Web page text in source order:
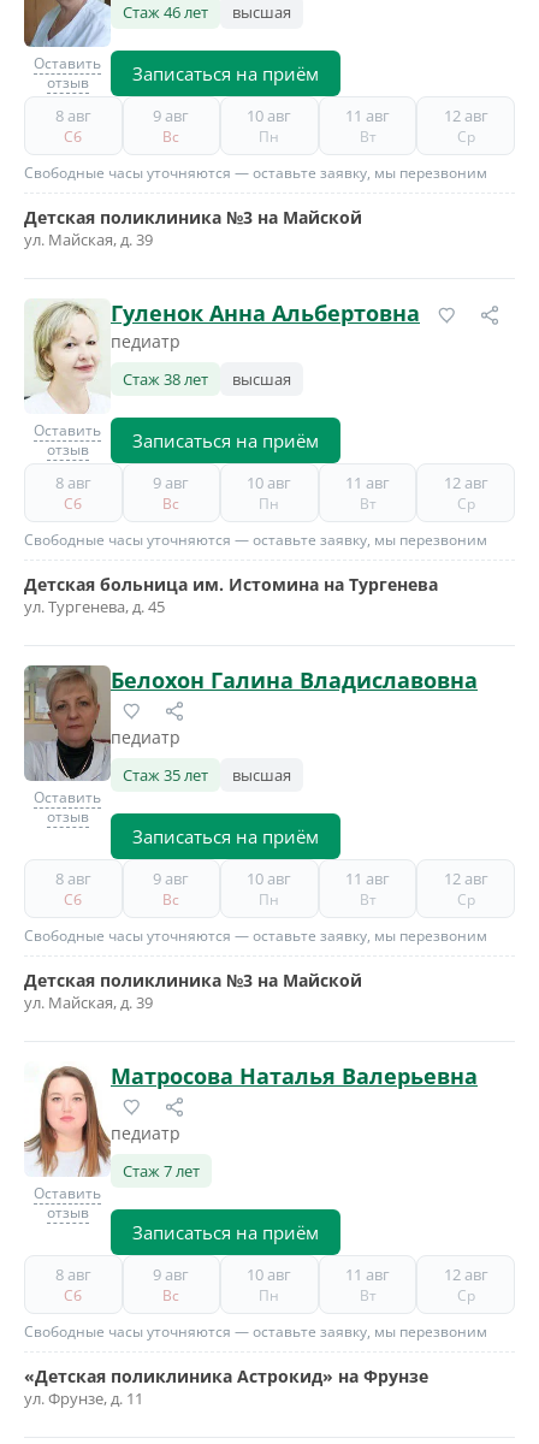
Оставить
отзыв
Стаж 46 лет высшая
Записаться на приём
8 авг
Сб
9 авг
Вс
10 авг
Пн
11 авг
Вт
12 авг
Ср
Свободные часы уточняются — оставьте заявку, мы перезвоним
Детская поликлиника №3 на Майской
ул. Майская, д. 39
Оставить
отзыв
Гуленок Анна Альбертовна
педиатр
Стаж 38 лет высшая
Записаться на приём
8 авг
Сб
9 авг
Вс
10 авг
Пн
11 авг
Вт
12 авг
Ср
Свободные часы уточняются — оставьте заявку, мы перезвоним
Детская больница им. Истомина на Тургенева
ул. Тургенева, д. 45
Оставить
отзыв
Белохон Галина Владиславовна
педиатр
Стаж 35 лет высшая
Записаться на приём
8 авг
Сб
9 авг
Вс
10 авг
Пн
11 авг
Вт
12 авг
Ср
Свободные часы уточняются — оставьте заявку, мы перезвоним
Детская поликлиника №3 на Майской
ул. Майская, д. 39
Оставить
отзыв
Матросова Наталья Валерьевна
педиатр
Стаж 7 лет
Записаться на приём
8 авг
Сб
9 авг
Вс
10 авг
Пн
11 авг
Вт
12 авг
Ср
Свободные часы уточняются — оставьте заявку, мы перезвоним
«Детская поликлиника Астрокид» на Фрунзе
ул. Фрунзе, д. 11